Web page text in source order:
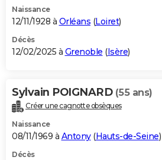
Naissance
12/11/1928 à Orléans (Loiret)
Décès
12/02/2025 à Grenoble (Isère)
Sylvain POIGNARD (55 ans)
Créer une cagnotte obsèques
Naissance
08/11/1969 à Antony(Hauts-de-Seine)
Décès